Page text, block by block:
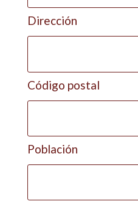
Dirección
Código postal
Población